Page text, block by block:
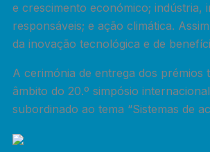
e crescimento económico;
responsáveis; e ação climática.
da inovação tecnológica e de
A cerimónia de entrega dos
âmbito do 20.º simpósio
subordinado ao tema “Sistemas de